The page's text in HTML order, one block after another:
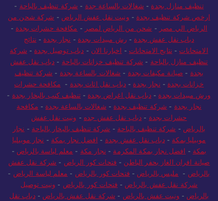
تنظيف منازل بجدة - شغالات بالساعة جدة - شركة تنظيف بالباحة -
ارخص شركة تنظيف بجدة - ونيت نقل عفش الرياض - شركة شحن من
الرياض الي مصر - شحن من الرياض لمصر - مكافحة حشرات بجدة -
دباب نقل عفش بجدة - رش مبيدات بجدة - نجار بجدة - نتائج
الامتحانات - نتايج الامتحانات - اخبارنا الان - دباب توصيل بجدة - شركة
تنظيف منازل بالباحة - شركة تنظيف خزانات بالباحة - دباب نقل عفش
بجدة - صيانة مكيفات بجدة - شغالات بالساعة بجدة - شركة تنظيف
خزانات بجدة - نجار بجدة - دباب نقل اثاث بجدة - مكافحة حشرات
ورش مبيدات بجدة -دباب نقل اغراض بجدة -تنظيف كنب بالبخار بجدة -
نجار بجدة - شركة تنظيف بجدة - شغالات بالساعة بجدة - مكافحة
حشرات بجدة - دباب نقل عفش جده - ونيت نقل عفش
بالرياض - شركة تنظيف بالباحة - شركة تنظيف بالبخار بالباحة - نجار
موبيليا بمكة -دباب نقل عفش بجدة - افضل نجار بمكة - نجار موبيليا
بمكة - افضل نجار بمكة المكرمة - نجار مكة - معلم لياسة بالرياض -
صيانة افران الغاز بحفر الباطن - فتحات كور الرياض - شركة نقل عفش
بالرياض - مليس بالرياض - فتحات كور بالرياض - معلم لياسة الرياض -
شركة نقل عفش بالرياض - فتحات كور بالرياض - ونيت توصيل
بالرياض - ونيت عفش بالرياض - شركة نقل عفش بالرياض -دباب نقل